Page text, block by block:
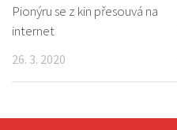
Pionýru se z kin přesouvá na
internet
26. 3. 2020